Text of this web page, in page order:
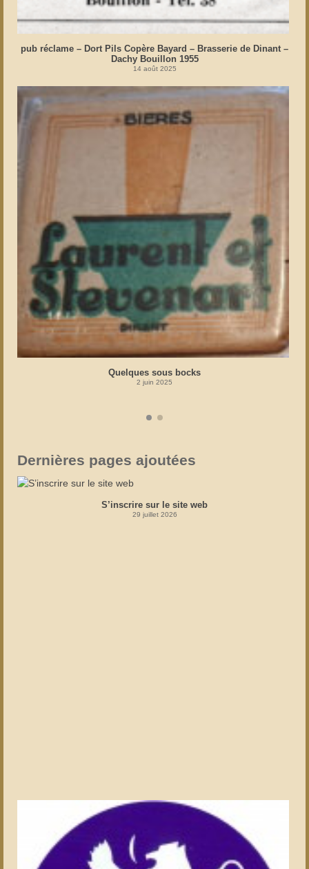
pub réclame – Dort Pils Copère Bayard – Brasserie de Dinant –
Dachy Bouillon 1955
14 août 2025
Quelques sous bocks
2 juin 2025
Dernières pages ajoutées
S’inscrire sur le site web
29 juillet 2026